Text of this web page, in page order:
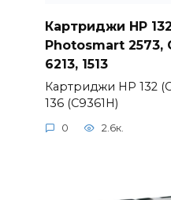
Картриджи HP
Photosmart 2573,
6213, 1513
Картриджи HP 132
136 (C9361H)
0 2.6к.